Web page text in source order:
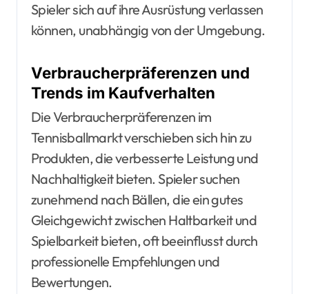
Spieler sich auf ihre Ausrüstung verlassen
können, unabhängig von der Umgebung.
Verbraucherpräferenzen und
Trends im Kaufverhalten
Die Verbraucherpräferenzen im
Tennisballmarkt verschieben sich hin zu
Produkten, die verbesserte Leistung und
Nachhaltigkeit bieten. Spieler suchen
zunehmend nach Bällen, die ein gutes
Gleichgewicht zwischen Haltbarkeit und
Spielbarkeit bieten, oft beeinflusst durch
professionelle Empfehlungen und
Bewertungen.